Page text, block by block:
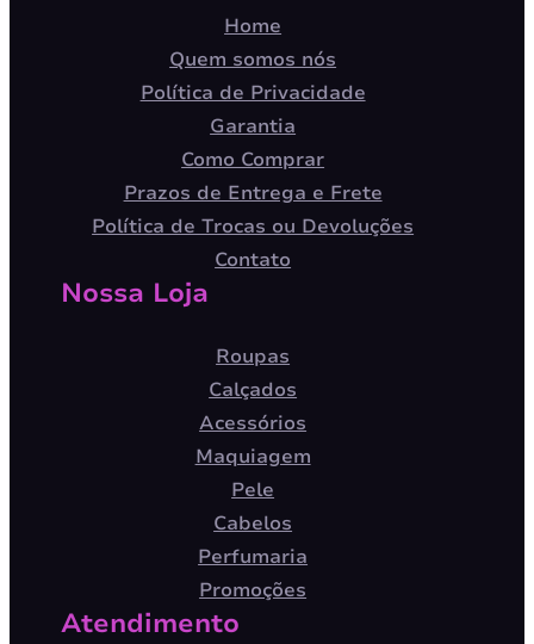
Home
Quem somos nós
Política de Privacidade
Garantia
Como Comprar
Prazos de Entrega e Frete
Política de Trocas ou Devoluções
Contato
Nossa Loja
Roupas
Calçados
Acessórios
Maquiagem
Pele
Cabelos
Perfumaria
Promoções
Atendimento